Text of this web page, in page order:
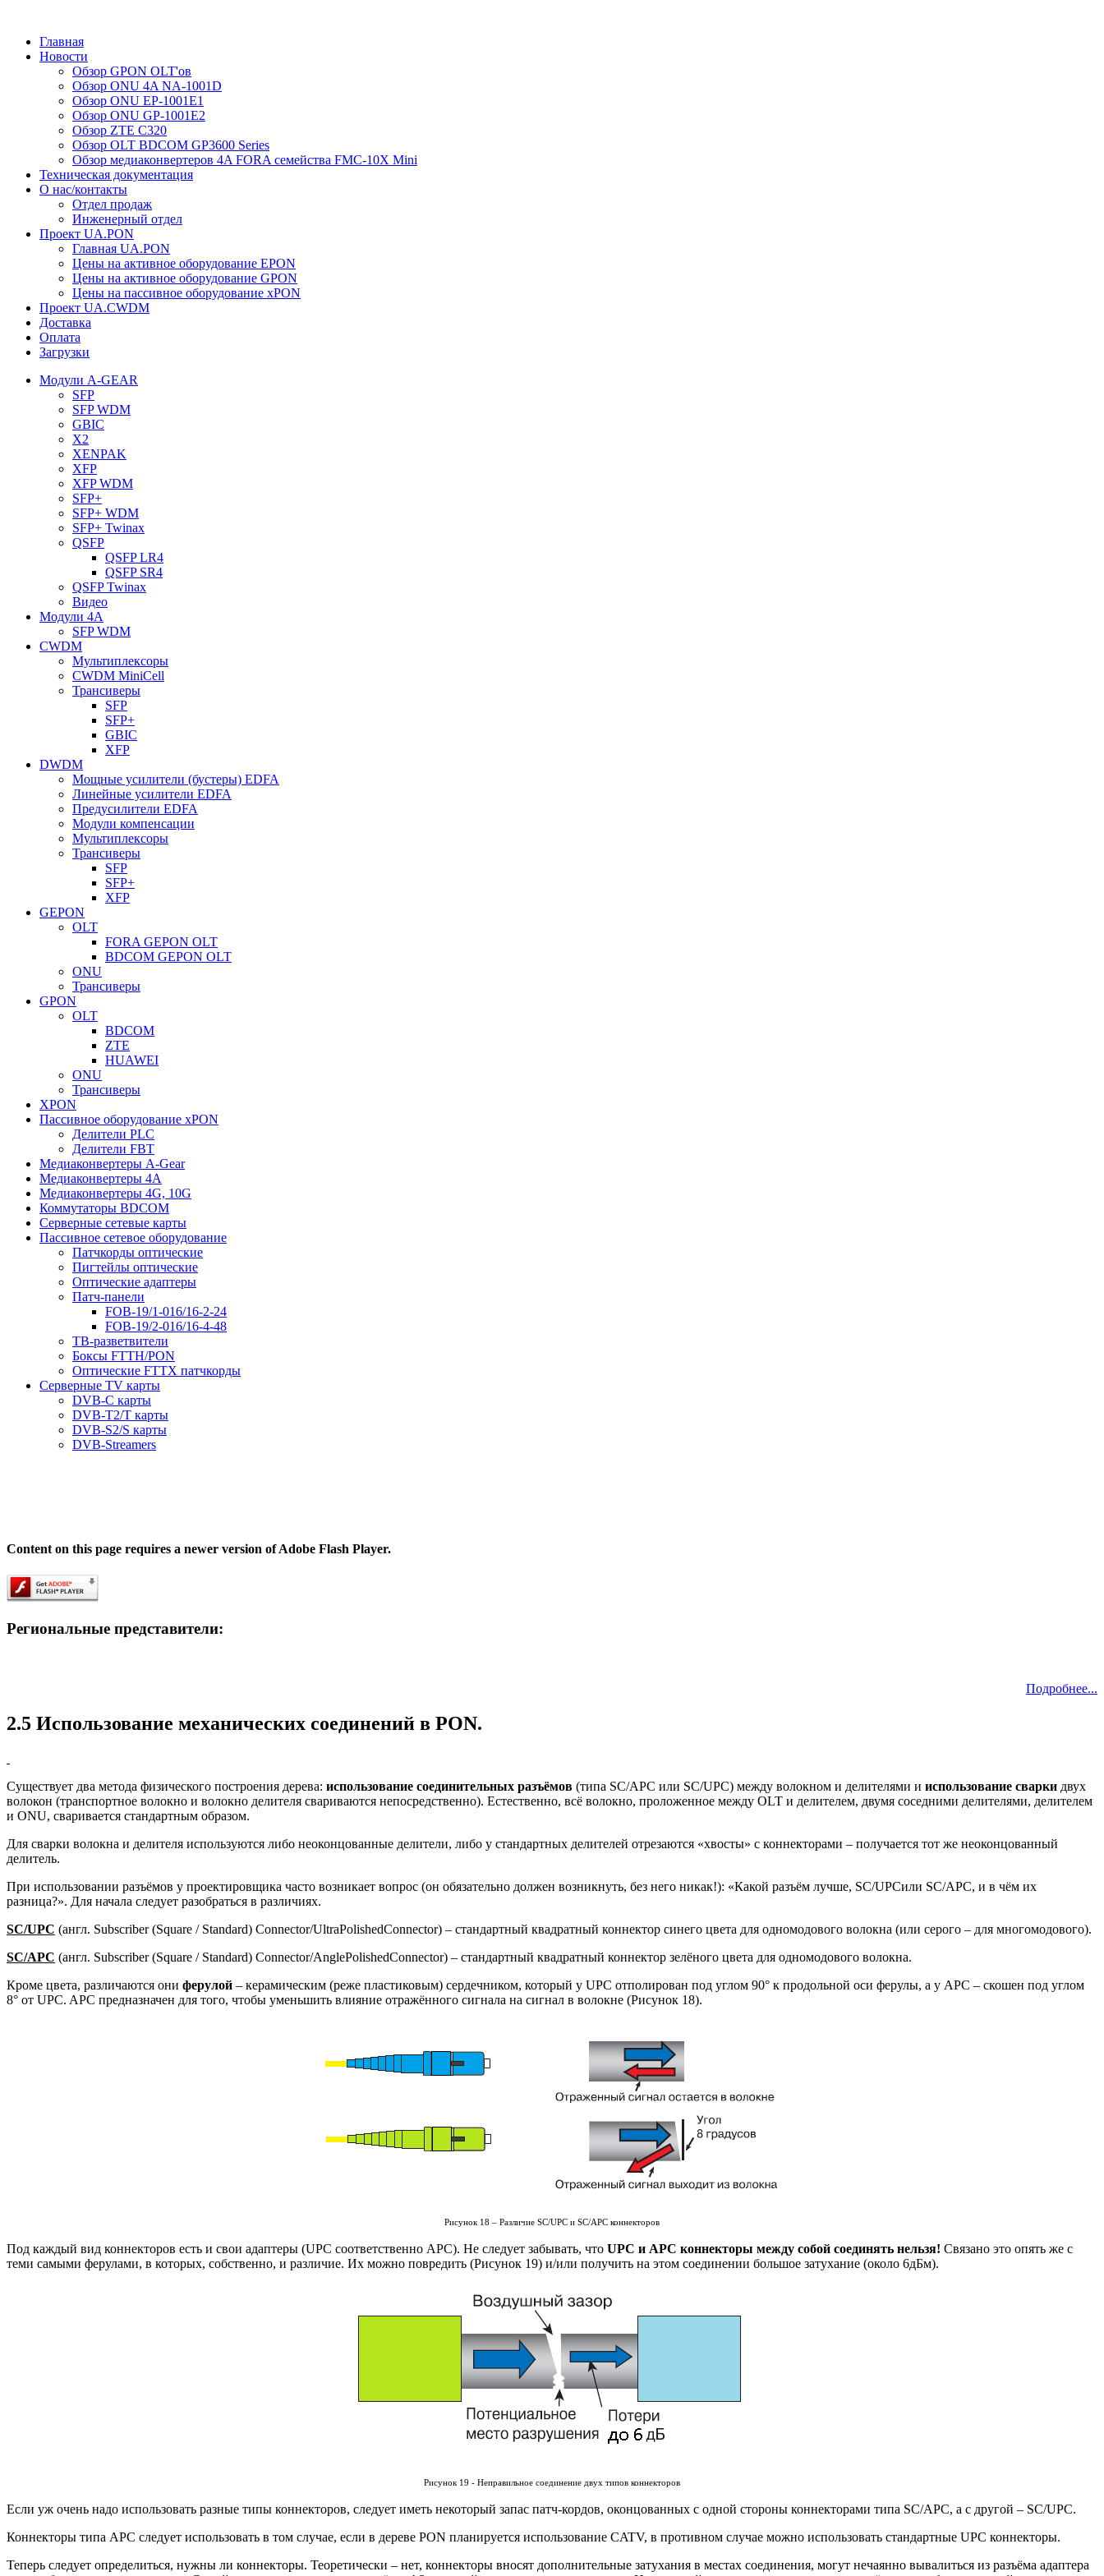
Главная
Новости
Обзор GPON OLT'ов
Обзор ONU 4A NA-1001D
Обзор ONU EP-1001E1
Обзор ONU GP-1001E2
Обзор ZTE C320
Обзор OLT BDCOM GP3600 Series
Обзор медиаконвертеров 4A FORA семейства FMC-10X Mini
Техническая документация
О нас/контакты
Отдел продаж
Инженерный отдел
Проект UA.PON
Главная UA.PON
Цены на активное оборудование EPON
Цены на активное оборудование GPON
Цены на пассивное оборудование xPON
Проект UA.CWDM
Доставка
Оплата
Загрузки
Модули A-GEAR
SFP
SFP WDM
GBIC
X2
XENPAK
XFP
XFP WDM
SFP+
SFP+ WDM
SFP+ Twinax
QSFP
QSFP LR4
QSFP SR4
QSFP Twinax
Видео
Модули 4A
SFP WDM
CWDM
Мультиплексоры
CWDM MiniCell
Трансиверы
SFP
SFP+
GBIC
XFP
DWDM
Мощные усилители (бустеры) EDFA
Линейные усилители EDFA
Предусилители EDFA
Модули компенсации
Мультиплексоры
Трансиверы
SFP
SFP+
XFP
GEPON
OLT
FORA GEPON OLT
BDCOM GEPON OLT
ONU
Трансиверы
GPON
OLT
BDCOM
ZTE
HUAWEI
ONU
Трансиверы
XPON
Пассивное оборудование xPON
Делители PLC
Делители FBT
Медиаконвертеры A-Gear
Медиаконвертеры 4A
Медиаконвертеры 4G, 10G
Коммутаторы BDCOM
Серверные сетевые карты
Пассивное сетевое оборудование
Патчкорды оптические
Пигтейлы оптические
Оптические адаптеры
Патч-панели
FOB-19/1-016/16-2-24
FOB-19/2-016/16-4-48
ТВ-разветвители
Боксы FTTH/PON
Оптические FTTX патчкорды
Серверные TV карты
DVB-C карты
DVB-T2/T карты
DVB-S2/S карты
DVB-Streamers
Content on this page requires a newer version of Adobe Flash Player.
Региональные представители:
Подробнее...
2.5 Использование механических соединений в PON.
Существует два метода физического построения дерева: использование соединительных разъёмов (типа SC/APC или SC/UPC) между волокном и делителями и использование сварки двух
волокон (транспортное волокно и волокно делителя свариваются непосредственно). Естественно, всё волокно, проложенное между OLT и делителем, двумя соседними делителями, делителем
и ONU, сваривается стандартным образом.
Для сварки волокна и делителя используются либо неоконцованные делители, либо у стандартных делителей отрезаются «хвосты» с коннекторами – получается тот же неоконцованный
делитель.
При использовании разъёмов у проектировщика часто возникает вопрос (он обязательно должен возникнуть, без него никак!): «Какой разъём лучше, SC/UPCили SC/APC, и в чём их
разница?». Для начала следует разобраться в различиях.
SC/UPC (англ. Subscriber (Square / Standard) Connector/UltraPolishedConnector) – стандартный квадратный коннектор синего цвета для одномодового волокна (или серого – для многомодового).
SC/APC (англ. Subscriber (Square / Standard) Connector/AnglePolishedConnector) – стандартный квадратный коннектор зелёного цвета для одномодового волокна.
Кроме цвета, различаются они ферулой – керамическим (реже пластиковым) сердечником, который у UPC отполирован под углом 90° к продольной оси ферулы, а у APC – скошен под углом
8° от UPC. APC предназначен для того, чтобы уменьшить влияние отражённого сигнала на сигнал в волокне (Рисунок 18).
Рисунок 18 – Различие SC/UPC и SC/APC коннекторов
Под каждый вид коннекторов есть и свои адаптеры (UPC соответственно APC). Не следует забывать, что UPC и APC коннекторы между собой соединять нельзя! Связано это опять же с
теми самыми ферулами, в которых, собственно, и различие. Их можно повредить (Рисунок 19) и/или получить на этом соединении большое затухание (около 6дБм).
Рисунок 19 - Неправильное соединение двух типов коннекторов
Если уж очень надо использовать разные типы коннекторов, следует иметь некоторый запас патч-кордов, оконцованных с одной стороны коннекторами типа SC/APC, а с другой – SC/UPC.
Коннекторы типа APC следует использовать в том случае, если в дереве PON планируется использование CATV, в противном случае можно использовать стандартные UPC коннекторы.
Теперь следует определиться, нужны ли коннекторы. Теоретически – нет, коннекторы вносят дополнительные затухания в местах соединения, могут нечаянно вывалиться из разъёма адаптера